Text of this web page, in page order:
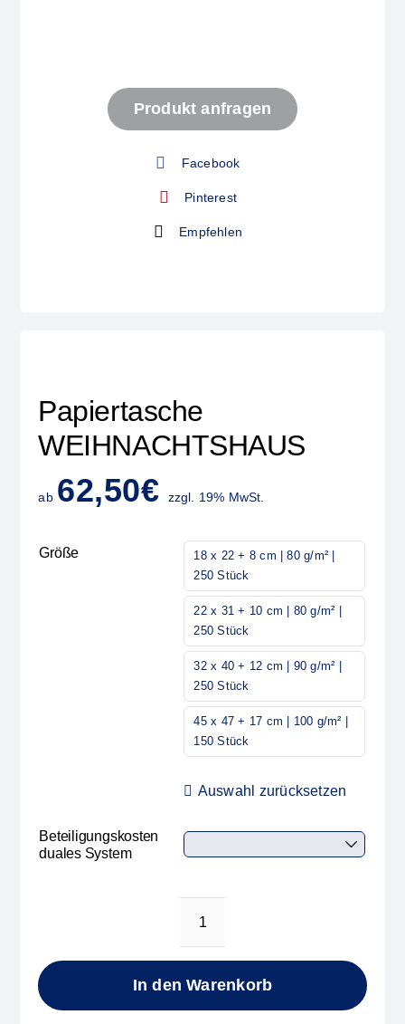
Produkt anfragenProdukt anfragen
Facebook
Pinterest
Empfehlen
Papiertasche
WEIHNACHTSHAUS
ab 62,50€ zzgl. 19% MwSt.
Größe
18 x 22 + 8 cm | 80 g/m² |
250 Stück
22 x 31 + 10 cm | 80 g/m² |
250 Stück
32 x 40 + 12 cm | 90 g/m² |
250 Stück
45 x 47 + 17 cm | 100 g/m² |
150 Stück
Auswahl zurücksetzen
Beteiligungskosten
duales System
WEIHNACHTSHAUS
Menge
In den Warenkorb